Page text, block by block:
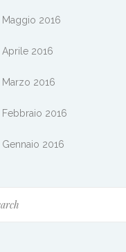
Maggio 2016
Aprile 2016
Marzo 2016
Febbraio 2016
Gennaio 2016